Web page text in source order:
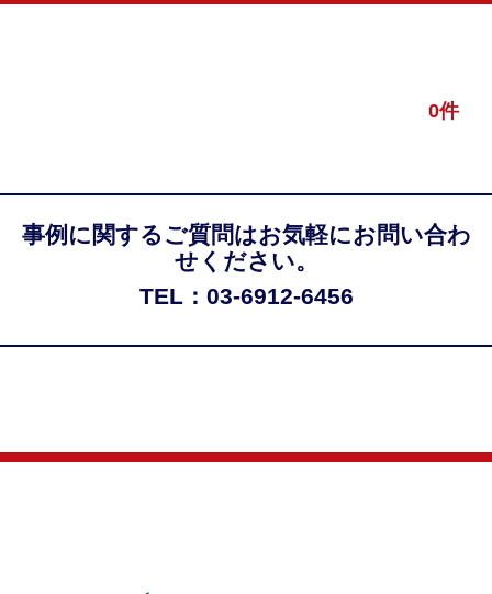
0件
事例に関するご質問はお気軽にお問い合わ
せください。
TEL：03-6912-6456